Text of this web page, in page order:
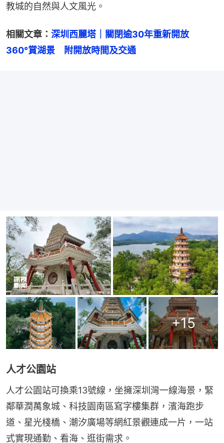
教城的自然與人文風光。
相關文章： 深圳西麗塔｜關閉逾30年重新開放
360°賞湖景　附開放時間及交通
+15
人才公園站
人才公園站可換乘13號線，坐擁深圳灣一線海景，緊
鄰華潤萬象城、科技園南區寫字樓集群，濱海跑步
道、星光棧橋、潮汐廣場等網紅景觀連成一片，一站
式實現通勤、看海、逛街需求。